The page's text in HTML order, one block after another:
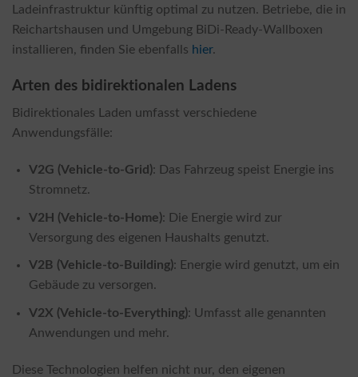
Ladeinfrastruktur künftig optimal zu nutzen. Betriebe, die in
Reichartshausen und Umgebung BiDi-Ready-Wallboxen
installieren, finden Sie ebenfalls hier.
Arten des bidirektionalen Ladens
Bidirektionales Laden umfasst verschiedene
Anwendungsfälle:
V2G (Vehicle-to-Grid): Das Fahrzeug speist Energie ins
Stromnetz.
V2H (Vehicle-to-Home): Die Energie wird zur
Versorgung des eigenen Haushalts genutzt.
V2B (Vehicle-to-Building): Energie wird genutzt, um ein
Gebäude zu versorgen.
V2X (Vehicle-to-Everything): Umfasst alle genannten
Anwendungen und mehr.
Diese Technologien helfen nicht nur, den eigenen